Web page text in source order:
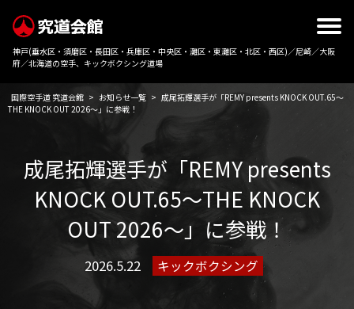
神戸(垂水区・須磨区・長田区・兵庫区・中央区・灘区・東灘区・北区・西区)／尼崎／大阪
府／北海道の空手、キックボクシング道場
国際空手道 究道会館 > お知らせ一覧 > 成尾拓輝選手が「REMY presents KNOCK OUT.65～
THE KNOCK OUT 2026～」に参戦！
成尾拓輝選手が「REMY presents
KNOCK OUT.65～THE KNOCK
OUT 2026～」に参戦！
2026.5.22 キックボクシング